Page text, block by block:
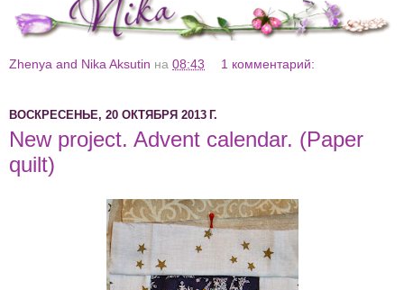
Zhenya and Nika Aksutin на 08:43 1 комментарий:
ВОСКРЕСЕНЬЕ, 20 ОКТЯБРЯ 2013 Г.
New project. Advent calendar. (Paper
quilt)